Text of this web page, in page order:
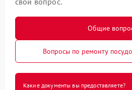
Общие
Вопросы по ремонту
Какие документы вы предоставляете?